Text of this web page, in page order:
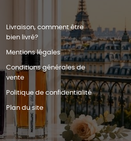
Livraison, comment être
bien livré?
Mentions légales
Conditions générales de
vente
Politique de confidentialité
Plan du site